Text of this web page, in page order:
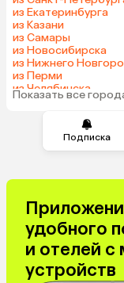
Подписка
из Екатеринбурга
из Казани
из Самары
из Новосибирска
из Нижнего
из Перми
из Челябинска
из Тюмени
Показать все
удобного
и отелей с
устройств